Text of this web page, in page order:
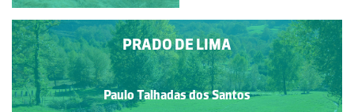
PRADO DE LIMA
Paulo Talhadas dos Santos